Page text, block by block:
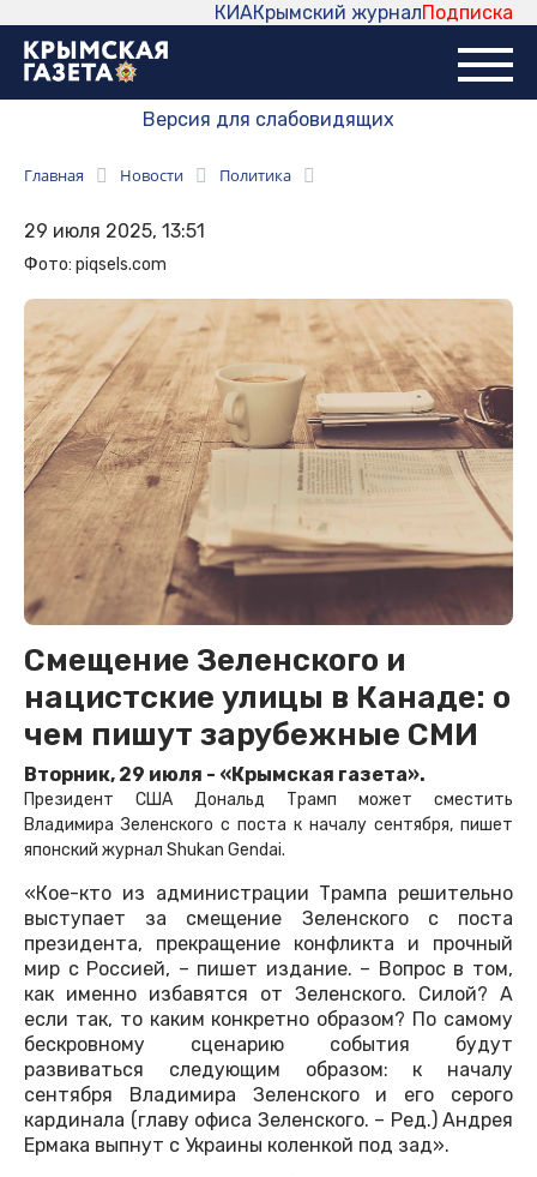
Подписка
Крымский журнал
КИА
Версия для слабовидящих
Главная Новости Политика
29 июля 2025, 13:51
Фото: piqsels.com
Смещение Зеленского и
нацистские улицы в Канаде: о
чем пишут зарубежные СМИ
Вторник, 29 июля - «Крымская газета».
Президент США Дональд Трамп может сместить
Владимира Зеленского с поста к началу сентября, пишет
японский журнал Shukan Gendai.
«Кое-кто из администрации Трампа решительно
выступает за смещение Зеленского с поста
президента, прекращение конфликта и прочный
мир с Россией, – пишет издание. – Вопрос в том,
как именно избавятся от Зеленского. Силой? А
если так, то каким конкретно образом? По самому
бескровному сценарию события будут
развиваться следующим образом: к началу
сентября Владимира Зеленского и его серого
кардинала (главу офиса Зеленского. – Ред.) Андрея
Ермака выпнут с Украины коленкой под зад».